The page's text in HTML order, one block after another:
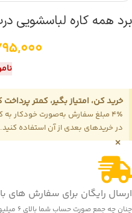
برد همه کاره لباسشویی
خرید کن، امتیاز بگیر، کمتر
4٪ مبلغ سفارش به‌صورت خودکار
در خریدهای بعدی از آن استفاده کنید.
×
ارسال رایگان برای سفارش های بالای 6 میلیون
چنان